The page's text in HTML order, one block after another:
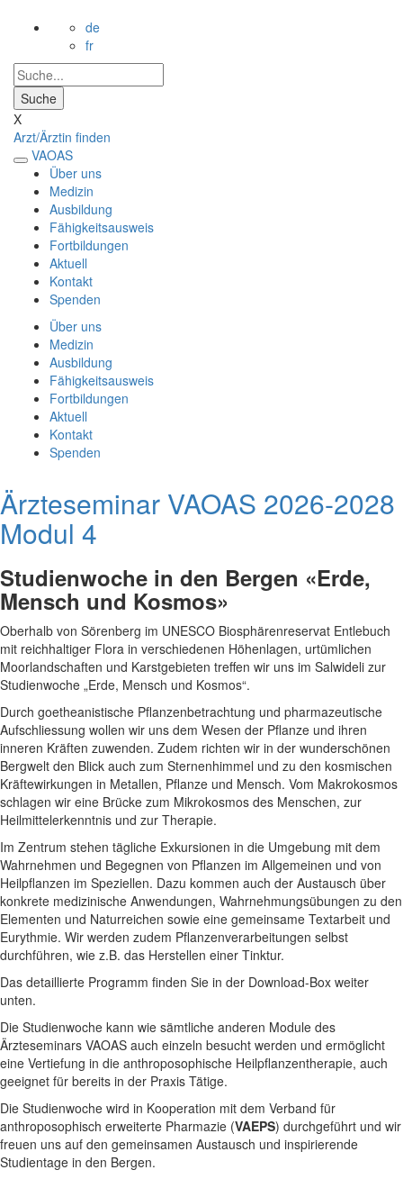
de
fr
X
Arzt/Ärztin finden
VAOAS
Über uns
Medizin
Ausbildung
Fähigkeitsausweis
Fortbildungen
Aktuell
Kontakt
Spenden
Über uns
Medizin
Ausbildung
Fähigkeitsausweis
Fortbildungen
Aktuell
Kontakt
Spenden
Ärzteseminar VAOAS 2026-2028
Modul 4
Studienwoche in den Bergen «Erde,
Mensch und Kosmos»
Oberhalb von Sörenberg im UNESCO Biosphärenreservat Entlebuch
mit reichhaltiger Flora in verschiedenen Höhenlagen, urtümlichen
Moorlandschaften und Karstgebieten treffen wir uns im Salwideli zur
Studienwoche „Erde, Mensch und Kosmos“.
Durch goetheanistische Pflanzenbetrachtung und pharmazeutische
Aufschliessung wollen wir uns dem Wesen der Pflanze und ihren
inneren Kräften zuwenden. Zudem richten wir in der wunderschönen
Bergwelt den Blick auch zum Sternenhimmel und zu den kosmischen
Kräftewirkungen in Metallen, Pflanze und Mensch. Vom Makrokosmos
schlagen wir eine Brücke zum Mikrokosmos des Menschen, zur
Heilmittelerkenntnis und zur Therapie.
Im Zentrum stehen tägliche Exkursionen in die Umgebung mit dem
Wahrnehmen und Begegnen von Pflanzen im Allgemeinen und von
Heilpflanzen im Speziellen. Dazu kommen auch der Austausch über
konkrete medizinische Anwendungen, Wahrnehmungsübungen zu den
Elementen und Naturreichen sowie eine gemeinsame Textarbeit und
Eurythmie. Wir werden zudem Pflanzenverarbeitungen selbst
durchführen, wie z.B. das Herstellen einer Tinktur.
Das detaillierte Programm finden Sie in der Download-Box weiter
unten.
Die Studienwoche kann wie sämtliche anderen Module des
Ärzteseminars VAOAS auch einzeln besucht werden und ermöglicht
eine Vertiefung in die anthroposophische Heilpflanzentherapie, auch
geeignet für bereits in der Praxis Tätige.
Die Studienwoche wird in Kooperation mit dem Verband für
anthroposophisch erweiterte Pharmazie (VAEPS) durchgeführt und wir
freuen uns auf den gemeinsamen Austausch und inspirierende
Studientage in den Bergen.